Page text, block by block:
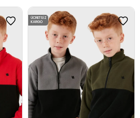
ÜCRETSIZ
KARGO